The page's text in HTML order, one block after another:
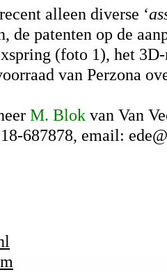
alleen diverse ‘
de patenten op de
(foto 1), het
van Perzona
M. Blok van Van
687878, email: